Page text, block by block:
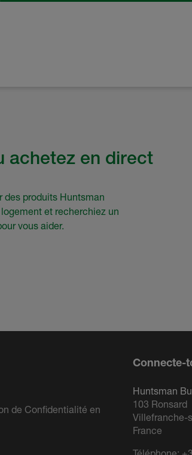
achetez en direct
des produits Huntsman
et recherchiez un
vous aider.
de Confidentialité en
Connecte-
Huntsman
103 Ronsard
Villefranche-
France